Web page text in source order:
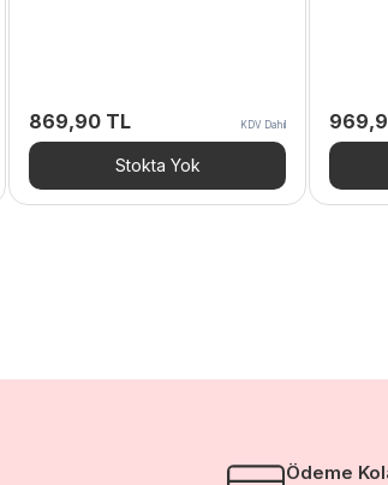
869,90 TL KDV Dahil
Stokta Yok
Ödeme